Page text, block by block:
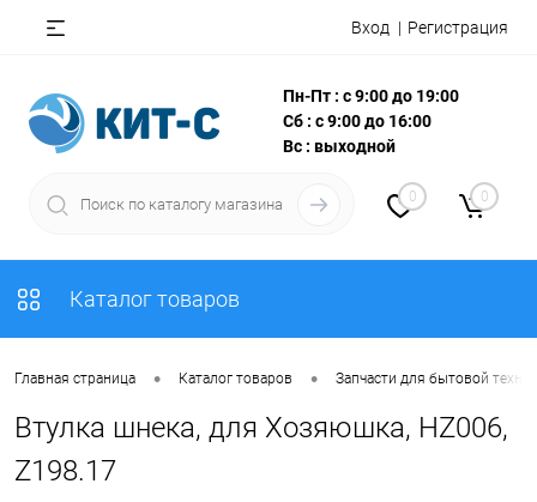
Вход Регистрация
Пн-Пт : с 9:00 до 19:00
Сб : с 9:00 до 16:00
Вс : выходной
0 0
Каталог товаров
Главная страница • Каталог товаров • Запчасти для бытовой
Втулка шнека, для Хозяюшка, HZ006,
Z198.17